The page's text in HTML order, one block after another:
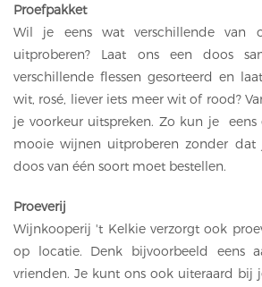
Proefpakket
Wil je eens wat verschillende van
uitproberen? Laat ons een doos
verschillende flessen gesorteerd en
wit, rosé, liever iets meer wit of rood?
je voorkeur uitspreken. Zo kun je eens
mooie wijnen uitproberen zonder dat
doos van één soort moet bestellen.
Proeverij
Wijnkooperij 't Kelkie verzorgt ook
op locatie. Denk bijvoorbeeld eens
vrienden. Je kunt ons ook uiteraard bij